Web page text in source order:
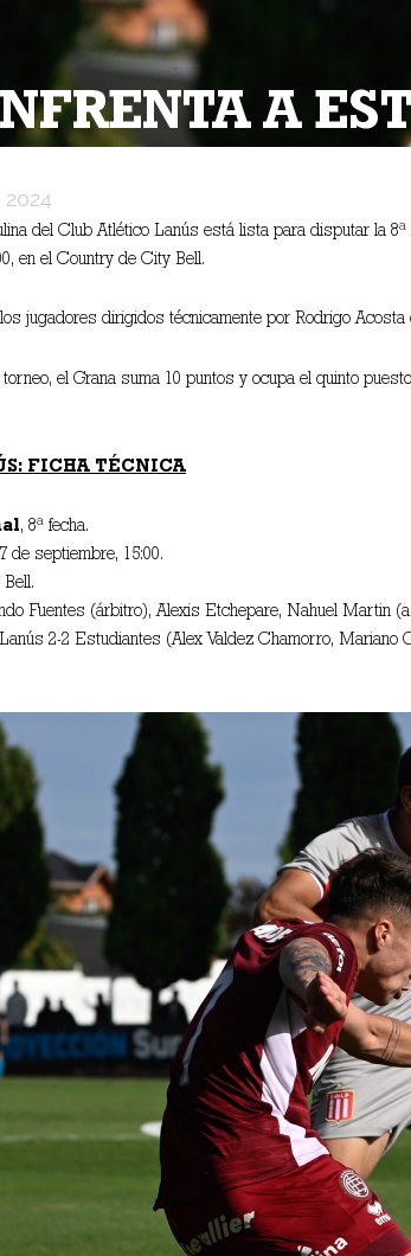
A
del Club Atlético Lanús está lista para disputar la
en el Country de City Bell.
jugadores dirigidos técnicamente por Rodrigo Acosta
el Grana suma 10 puntos y ocupa el quinto
FICHA TÉCNICA
, 8ª fecha.
de septiembre, 15:00.
Fuentes (árbitro), Alexis Etchepare, Nahuel Martin
Lanús 2-2 Estudiantes (Alex Valdez Chamorro, Mariano